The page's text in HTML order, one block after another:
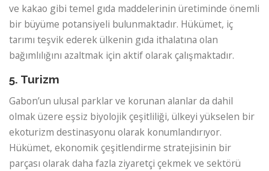
ve kakao gibi temel gıda maddelerinin üretiminde önemli
bir büyüme potansiyeli bulunmaktadır. Hükümet, iç
tarımı teşvik ederek ülkenin gıda ithalatına olan
bağımlılığını azaltmak için aktif olarak çalışmaktadır.
5. Turizm
Gabon’un ulusal parklar ve korunan alanlar da dahil
olmak üzere eşsiz biyolojik çeşitliliği, ülkeyi yükselen bir
ekoturizm destinasyonu olarak konumlandırıyor.
Hükümet, ekonomik çeşitlendirme stratejisinin bir
parçası olarak daha fazla ziyaretçi çekmek ve sektörü